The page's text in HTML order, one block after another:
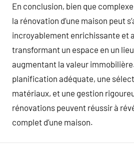
En conclusion, bien que
la rénovation d’une maison peut
incroyablement enrichissante et
transformant un espace en un
augmentant la valeur
planification adéquate, une
matériaux, et une gestion
rénovations peuvent réussir à
complet d’une maison.